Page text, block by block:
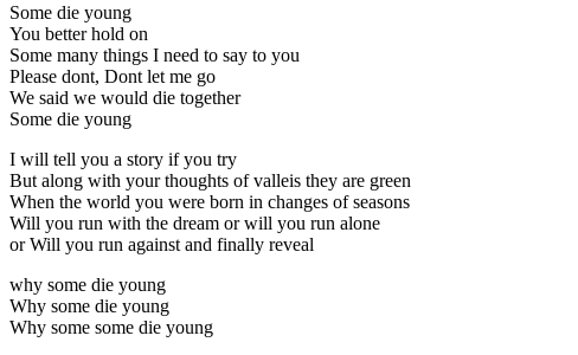
Some die young
You better hold on
Some many things I need to say to you
Please dont, Dont let me go
We said we would die together
Some die young
I will tell you a story if you try
But along with your thoughts of valleis they are green
When the world you were born in changes of seasons
Will you run with the dream or will you run alone
or Will you run against and finally reveal
why some die young
Why some die young
Why some some die young